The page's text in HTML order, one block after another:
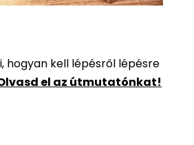
hogyan kell lépésről lépésre
el az útmutatónkat!